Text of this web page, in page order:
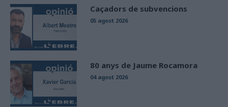
Caçadors de subvencions
05 agost 2026
80 anys de Jaume Rocamora
04 agost 2026